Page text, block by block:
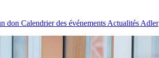
don Calendrier des événements Actualités Adler